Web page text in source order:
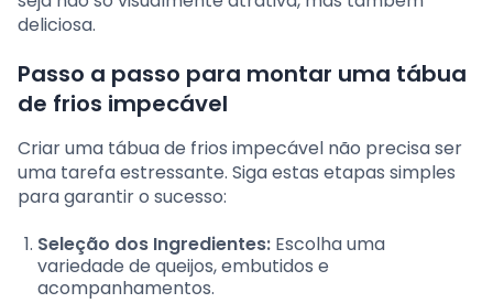
deliciosa.
Passo a passo para montar uma tábua
de frios impecável
Criar uma tábua de frios impecável não precisa ser
uma tarefa estressante. Siga estas etapas simples
para garantir o sucesso:
Seleção dos Ingredientes: Escolha uma
variedade de queijos, embutidos e
acompanhamentos.